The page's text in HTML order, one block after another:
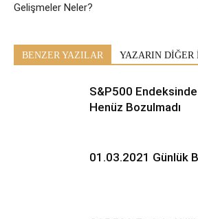
Gelişmeler Neler?
BENZER YAZILAR YAZARIN DİĞER
S&P500
Henüz Bozulmadı
01.03.2021 Günlük